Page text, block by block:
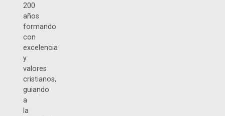
200
años
formando
con
excelencia
y
valores
cristianos,
guiando
a
la